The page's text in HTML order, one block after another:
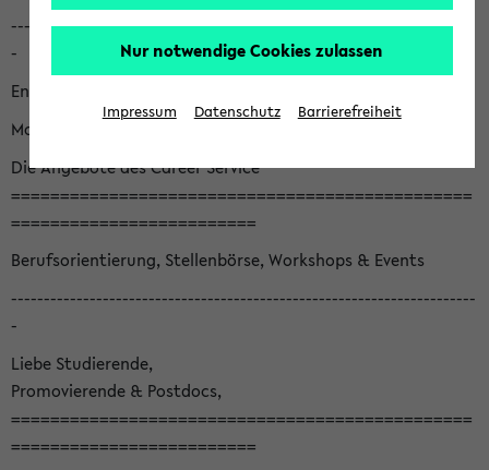
-----------------------------------------------------------------------
-
English version below
Monatsnewsletter August '26
Die Angebote des Career Service
===============================================
=========================
Berufsorientierung, Stellenbörse, Workshops & Events
-----------------------------------------------------------------------
-
Liebe Studierende,
Promovierende & Postdocs,
===============================================
=========================
Nur notwendige Cookies zulassen
Impressum Datenschutz Barrierefreiheit